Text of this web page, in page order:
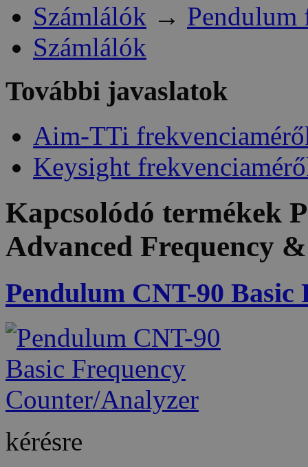
Számlálók → Pendulum
Számlálók
További javaslatok
Aim-TTi
Keysight
Kapcsolódó termékek
Advanced Frequency
Pendulum CNT-90
kérésre